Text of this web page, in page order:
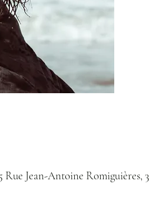
Jean-Antoine Romiguières,